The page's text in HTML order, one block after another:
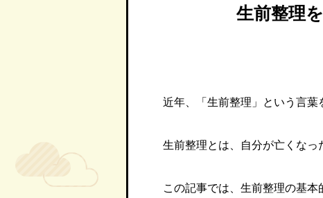
生前整理
近年、「生前整理」という言葉
生前整理とは、自分が亡くなっ
この記事では、生前整理の基本